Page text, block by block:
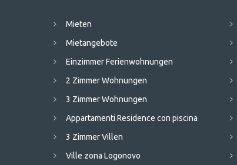
Mieten
Mietangebote
Einzimmer Ferienwohnungen
2 Zimmer Wohnungen
3 Zimmer Wohnungen
Appartamenti Residence con piscina
3 Zimmer Villen
Ville zona Logonovo